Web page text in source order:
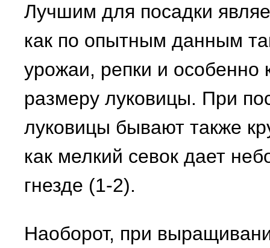
Лучшим для посадки
как по опытным данным
урожаи, репки и
размеру луковицы. При
луковицы бывают также
как мелкий севок дает
гнезде (1-2).
Наоборот, при